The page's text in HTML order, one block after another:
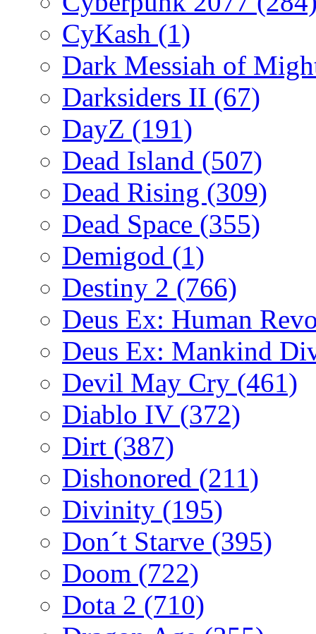
CyKash (1)
Dark Messiah of
Darksiders II (67)
DayZ (191)
Dead Island (507)
Dead Rising (309)
Dead Space (355)
Demigod (1)
Destiny 2 (766)
Deus Ex: Human
Deus Ex: Mankind
Devil May Cry (461)
Diablo IV (372)
Dirt (387)
Dishonored (211)
Divinity (195)
Don´t Starve (395)
Doom (722)
Dota 2 (710)